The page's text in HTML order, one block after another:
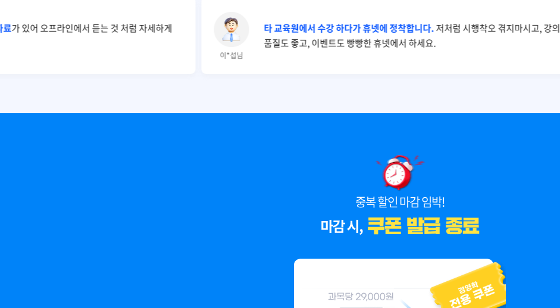
료가 있어 오프라인에서 듣는 것 처럼 자세하게
이*섭님
타 교육원에서 수강 하다가 휴넷에 정착합니다.저처럼 시행착오 겪지마시고, 강의
품질도 좋고, 이벤트도 빵빵한 휴넷에서 하세요.
중복 할인 마감 임박!